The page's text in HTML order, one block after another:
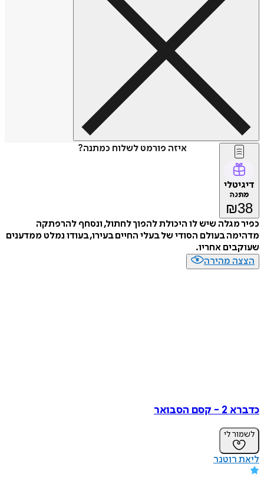
איזה פורמט לשלוח כמתנה?
דיגיטלי
מתנה
₪38
כפיר מגלה שיש לו היכולת להפוך לחתול, ונסחף להרפתקה
מדהימה בעולם הסודי של בעלי החיים בעירו, בעודו נמלט ממדענים
שעוקבים אחריו.
הצצה מהירה
כדברא 2 - קסם הסבואר
לשמור לי
ליאת רוטנר